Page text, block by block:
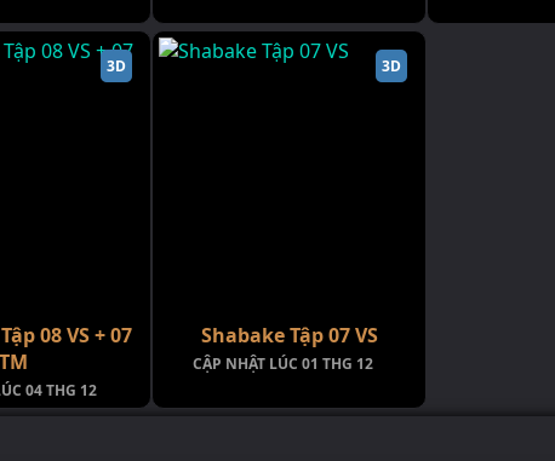
3D
08 VS + 07
TM
04 THG 12
3D
Shabake Tập 07 VS
CẬP NHẬT LÚC 01 THG 12